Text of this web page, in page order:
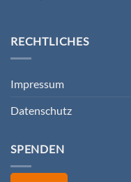
RECHTLICHES
Impressum
Datenschutz
SPENDEN